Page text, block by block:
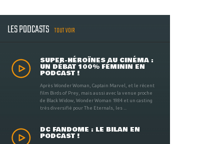
LES PODCASTS TOUT VOIR
SUPER-HÉROÏNES AU CINÉMA :
UN DÉBAT 100% FÉMININ EN
PODCAST !
Après Wonder Woman, Captain Marvel, et le récent
film Birds of Prey, mais aussi avec la venue proche
de Black Widow, Wonder Woman 1984 et un casting
très diversifié pour The Eternals, les ...
DC FANDOME : LE BILAN EN
PODCAST !